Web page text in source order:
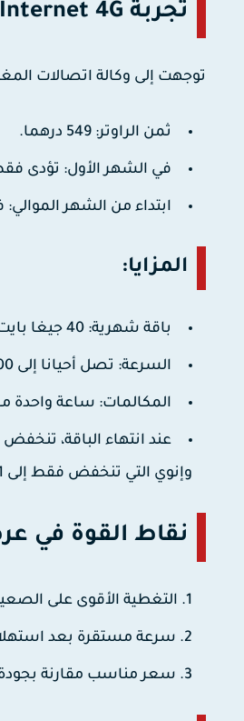
تجربة Box Internet 4G+ من اتصالات المغرب
توجهت إلى وكالة اتصالات
ثمن الراوتر: 549 درهما .
في الشهر الأول: تؤدى
ابتداء من الشهر الموالي:
المزايا:
باقة شهرية: 40 جيغا بايت.
السرعة: تصل أحيانا إلى 100 ميغابايت/ث.
المكالمات: ساعة واحدة
عند انتهاء الباقة،
وإنوي التي تنخفض فقط إلى 1 ميغابايت/ث.
نقاط القوة في
التغطية الأقوى على
سرعة مستقرة بعد
سعر مناسب مقارنة